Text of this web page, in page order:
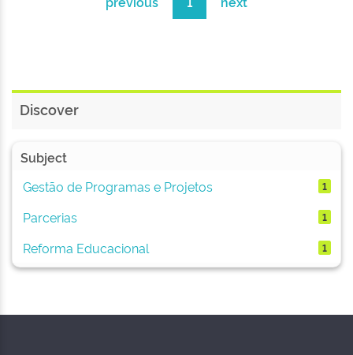
Discover
Subject
Gestão de Programas e Projetos
1
Parcerias 1
Reforma Educacional 1